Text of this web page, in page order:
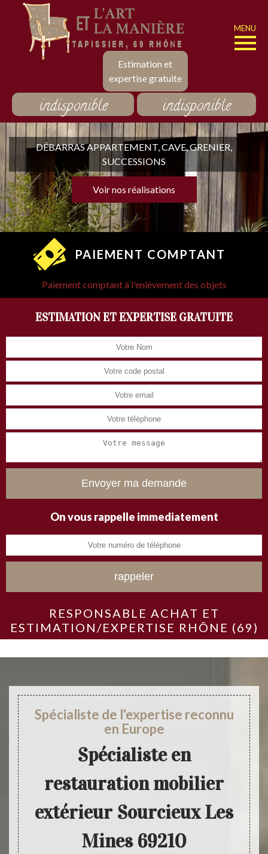
Estimation et
expertise gratuite
MENU
indisponible indisponible
DÉBARRAS APPARTEMENT, CAVE, GRENIER,
SUCCESSIONS
Voir nos réalisations
PAIEMENT COMPTANT
Paiement comptant à l'enlèvement des objets
ESTIMATION ET EXPERTISE GRATUITE
On vous rappelle immediatement
RESPONSABLE ACHAT ET
ESTIMATION/EXPERTISE RHÔNE (69)
Spécialiste de l'expertise reconnu
en Europe
Spécialiste en
restauration mobilier
extérieur Sourcieux Les
Mines 69210